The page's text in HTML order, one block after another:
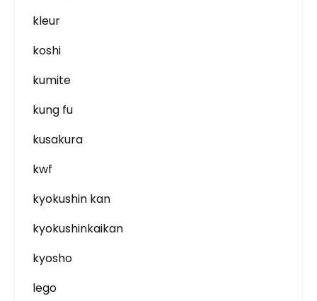
kleur
koshi
kumite
kung fu
kusakura
kwf
kyokushin kan
kyokushinkaikan
kyosho
lego